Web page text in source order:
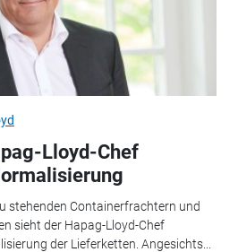
Lloyd-Chef
stehenden Containerfrachtern und
sieht der Hapag-Lloyd-Chef
der Lieferketten. Angesichts...